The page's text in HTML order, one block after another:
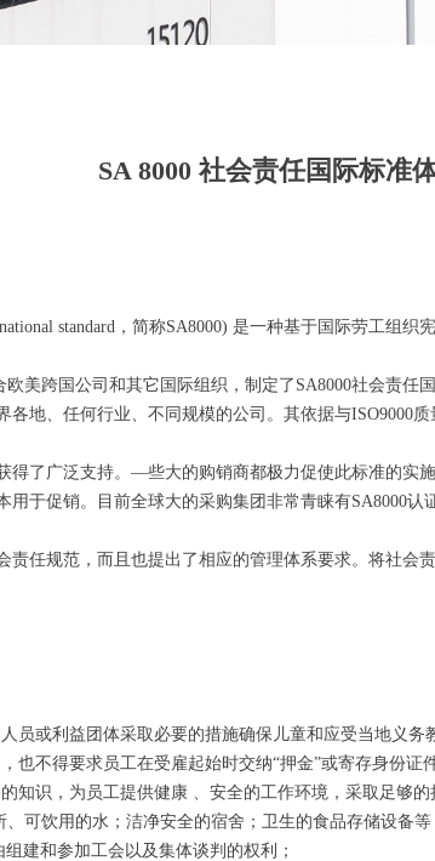
SA 8000 社会责任国际标准
standard，简称SA8000) 是一种基于国际劳工组
跨国公司和其它国际组织，制定了SA8000社会责任
地、任何行业、不同规模的公司。其依据与ISO9000
了广泛支持。—些大的购销商都极力促使此标准的实施
于促销。目前全球大的采购集团非常青睐有SA8000认
责任规范，而且也提出了相应的管理体系要求。将社
或利益团体采取必要的措施确保儿童和应受当地义务
不得要求员工在受雇起始时交纳“押金”或寄存身份证
识，为员工提供健康 、安全的工作环境，采取足够
可饮用的水；洁净安全的宿舍；卫生的食品存储设备等
建和参加工会以及集体谈判的权利；